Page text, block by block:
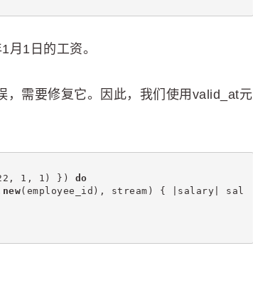
1日的工资。
，需要修复它。因此，我们使用valid_at元
1, 1) }) do
new(employee_id), stream) { |salary| sal